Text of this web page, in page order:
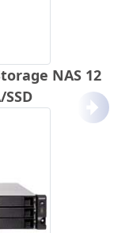
NAS 12